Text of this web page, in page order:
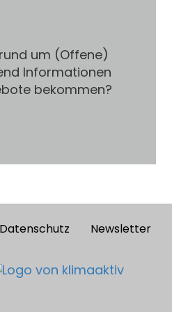
um (Offene)
Informationen
bekommen?
Datenschutz Newsletter